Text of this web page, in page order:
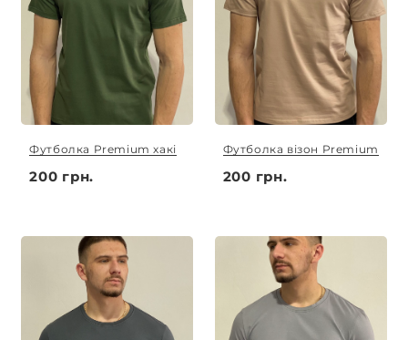
Футболка Premium хакі
200 грн.
Футболка візон Premium
200 грн.